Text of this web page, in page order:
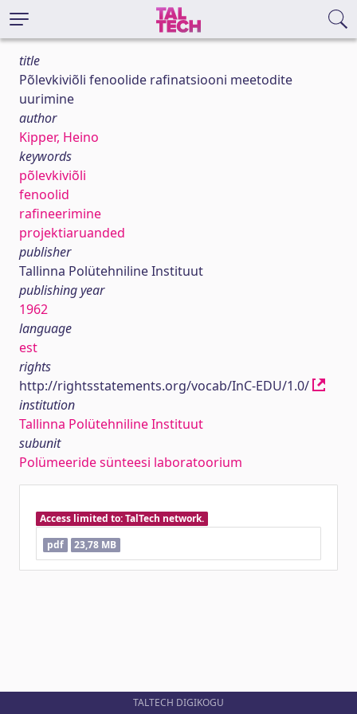
title
Põlevkiviõli fenoolide rafinatsiooni meetodite
uurimine
author
Kipper, Heino
keywords
põlevkiviõli
fenoolid
rafineerimine
projektiaruanded
publisher
Tallinna Polütehniline Instituut
publishing year
1962
language
est
rights
http://rightsstatements.org/vocab/InC-EDU/1.0/
institution
Tallinna Polütehniline Instituut
subunit
Polümeeride sünteesi laboratoorium
Access limited to: TalTech network.
pdf
23,78 MB
TALTECH DIGIKOGU